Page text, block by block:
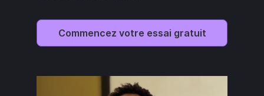
Commencez votre essai gratuit